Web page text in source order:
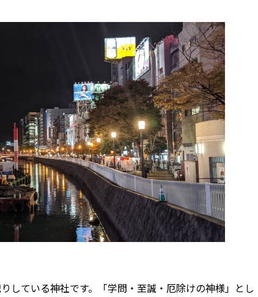
している神社です。「学問・至誠・厄除けの神様」とし